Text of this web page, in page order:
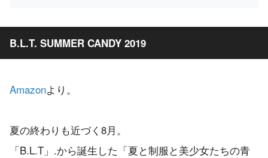
B.L.T. SUMMER CANDY 2019
Amazonより。
夏の終わりも近づく8月。
「B.L.T」.から誕生した「夏と制服と美少女たちの青